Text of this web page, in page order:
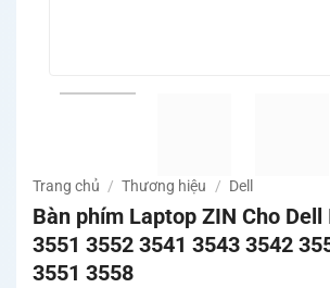
Trang chủ / Thương hiệu / Dell
Bàn phím Laptop ZIN Cho
3551 3552 3541 3543 3542
3551 3558